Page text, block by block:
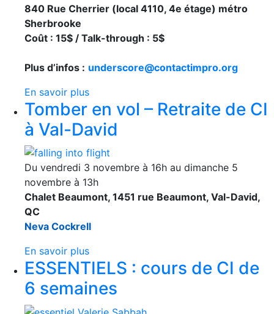
840 Rue Cherrier (local 4110, 4e étage) métro
Sherbrooke
Coût : 15$ / Talk-through : 5$
Plus d’infos : underscore@contactimpro.org
En savoir plus
Tomber en vol – Retraite de CI
à Val-David
Du vendredi 3 novembre à 16h au dimanche 5
novembre à 13h
Chalet Beaumont, 1451 rue Beaumont, Val-David,
QC
Neva Cockrell
En savoir plus
ESSENTIELS : cours de CI de
6 semaines